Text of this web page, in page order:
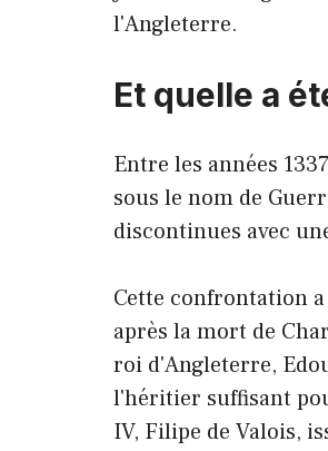
l'Angleterre.
Et quelle a
Entre les années
sous le nom de
discontinues avec
Cette confrontation
après la mort de
roi d'Angleterre,
l'héritier suffisant
IV, Filipe de Valois,